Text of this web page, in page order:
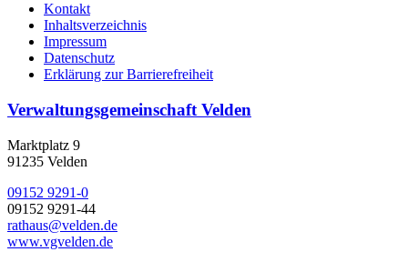
Kontakt
Inhaltsverzeichnis
Impressum
Datenschutz
Erklärung zur Barrierefreiheit
Verwaltungsgemeinschaft Velden
Marktplatz 9
91235 Velden
09152 9291-0
09152 9291-44
rathaus@velden.de
www.vgvelden.de